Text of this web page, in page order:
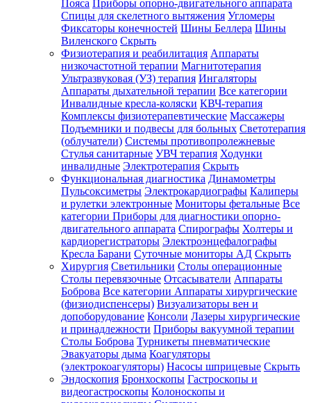
Пояса Приборы опорно-двигательного аппарата
Спицы для скелетного вытяжения Угломеры
Фиксаторы конечностей Шины Беллера Шины
Виленского Скрыть
Физиотерапия и реабилитация Аппараты
низкочастотной терапии Магнитотерапия
Ультразвуковая (УЗ) терапия Ингаляторы
Аппараты дыхательной терапии Все категории
Инвалидные кресла-коляски КВЧ-терапия
Комплексы физиотерапевтические Массажеры
Подъемники и подвесы для больных Светотерапия
(облучатели) Системы противопролежневые
Стулья санитарные УВЧ терапия Ходунки
инвалидные Электротерапия Скрыть
Функциональная диагностика Динамометры
Пульсоксиметры Электрокардиографы Калиперы
и рулетки электронные Мониторы фетальные Все
категории Приборы для диагностики опорно-
двигательного аппарата Спирографы Холтеры и
кардиорегистраторы Электроэнцефалографы
Кресла Барани Суточные мониторы АД Скрыть
Хирургия Светильники Столы операционные
Столы перевязочные Отсасыватели Аппараты
Боброва Все категории Аппараты хирургические
(физиодиспенсеры) Визуализаторы вен и
допоборудование Консоли Лазеры хирургические
и принадлежности Приборы вакуумной терапии
Столы Боброва Турникеты пневматические
Эвакуаторы дыма Коагуляторы
(электрокоагуляторы) Насосы шприцевые Скрыть
Эндоскопия Бронхоскопы Гастроскопы и
видеогастроскопы Колоноскопы и